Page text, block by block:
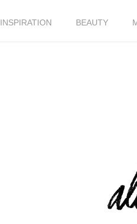
INSPIRATION BEAUTY